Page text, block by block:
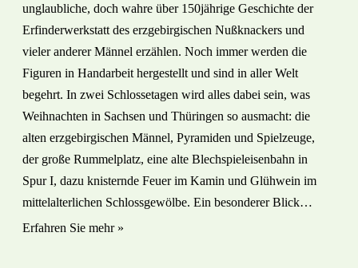
unglaubliche, doch wahre über 150jährige Geschichte der
Erfinderwerkstatt des erzgebirgischen Nußknackers und
vieler anderer Männel erzählen. Noch immer werden die
Figuren in Handarbeit hergestellt und sind in aller Welt
begehrt. In zwei Schlossetagen wird alles dabei sein, was
Weihnachten in Sachsen und Thüringen so ausmacht: die
alten erzgebirgischen Männel, Pyramiden und Spielzeuge,
der große Rummelplatz, eine alte Blechspieleisenbahn in
Spur I, dazu knisternde Feuer im Kamin und Glühwein im
mittelalterlichen Schlossgewölbe. Ein besonderer Blick…
Erfahren Sie mehr »